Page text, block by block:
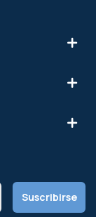
Suscribirse